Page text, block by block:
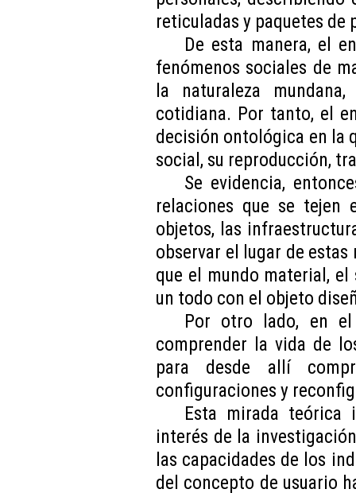
reticuladas y paquetes de
De esta manera, el
fenómenos sociales de
la naturaleza
cotidiana. Por tanto, el
decisión ontológica en la
social, su reproducción,
Se evidencia,
relaciones que se tejen
objetos, las
observar el lugar de
que el mundo material,
un todo con el objeto
Por otro lado, en el
comprender la vida de
para desde allí
configuraciones y
Esta mirada teórica
interés de la
las capacidades de los
del concepto de usuario